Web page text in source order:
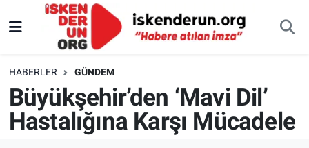
HABERLER GÜNDEM
Büyükşehir’den ‘Mavi Dil’
Hastalığına Karşı Mücadele